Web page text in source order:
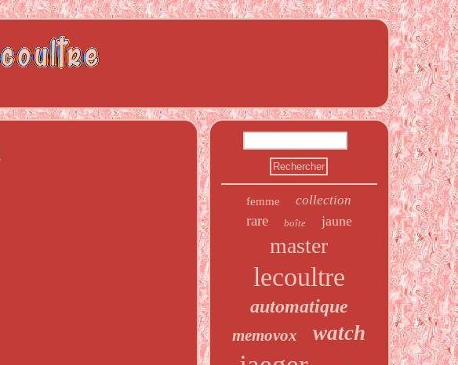
femme collection
rare boîte jaune
master
lecoultre
automatique
memovox watch